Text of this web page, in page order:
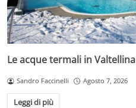
Le acque termali in Valtellina
Sandro Faccinelli Agosto 7, 2026
Leggi di più